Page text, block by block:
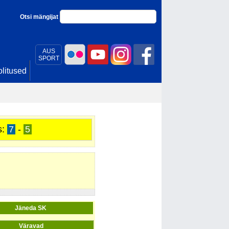
AUS
SPORT
Otsi mängijat
7 - 5
Jäneda SK
Väravad